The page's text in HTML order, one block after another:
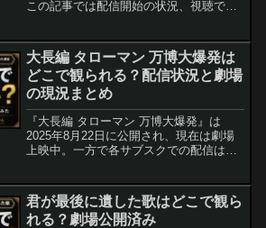
この記事では配信開始の状況、視聴でき
かった人も自宅でチェック。
大長編 タローマン 万博大爆発は
どこで観られる？配信状況と劇場
の現況まとめ
『大長編 タローマン 万博大爆発』は
2025年8月22日に公開され、現在は劇場
上映中。一方で各サブスクでの配信は未
報とよくある質問を最新状況に合わせて
整理しました。
君が最後に遺した歌はどこで観ら
れる？劇場公開済み